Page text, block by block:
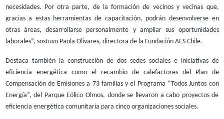
necesidades. Por otra parte, de la formación de vecinos y vecinas que,
gracias a estas herramientas de capacitación, podrán desenvolverse en
otras áreas, desarrollarse personalmente y ampliar sus oportunidades
laborales”, sostuvo Paola Olivares, directora de la Fundación AES Chile.
Destaca también la construcción de dos sedes sociales e iniciativas de
eficiencia energética como el recambio de calefactores del Plan de
Compensación de Emisiones a 73 familias y el Programa “Todos Juntos con
Energía”, del Parque Eólico Olmos, donde se llevaron a cabo proyectos de
eficiencia energética comunitaria para cinco organizaciones sociales.